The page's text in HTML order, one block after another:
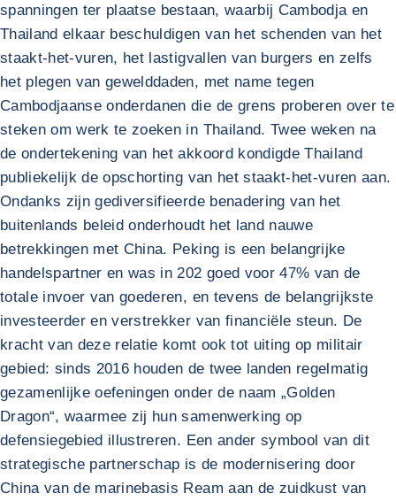
spanningen ter plaatse bestaan, waarbij Cambodja en
Thailand elkaar beschuldigen van het schenden van het
staakt-het-vuren, het lastigvallen van burgers en zelfs
het plegen van gewelddaden, met name tegen
Cambodjaanse onderdanen die de grens proberen over te
steken om werk te zoeken in Thailand. Twee weken na
de ondertekening van het akkoord kondigde Thailand
publiekelijk de opschorting van het staakt-het-vuren aan.
Ondanks zijn gediversifieerde benadering van het
buitenlands beleid onderhoudt het land nauwe
betrekkingen met China. Peking is een belangrijke
handelspartner en was in 202 goed voor 47% van de
totale invoer van goederen, en tevens de belangrijkste
investeerder en verstrekker van financiële steun. De
kracht van deze relatie komt ook tot uiting op militair
gebied: sinds 2016 houden de twee landen regelmatig
gezamenlijke oefeningen onder de naam „Golden
Dragon“, waarmee zij hun samenwerking op
defensiegebied illustreren. Een ander symbool van dit
strategische partnerschap is de modernisering door
China van de marinebasis Ream aan de zuidkust van